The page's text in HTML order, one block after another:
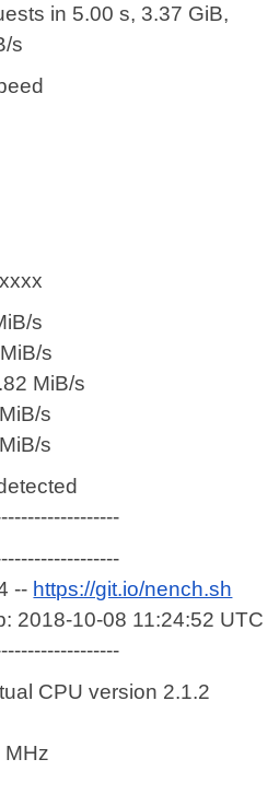
in 5.00 s, 3.37 GiB,
s
s
s
MiB/s
s
s
-- https://git.io/nench.sh
2018-10-08 11:24:52 UTC
CPU version 2.1.2
MHz